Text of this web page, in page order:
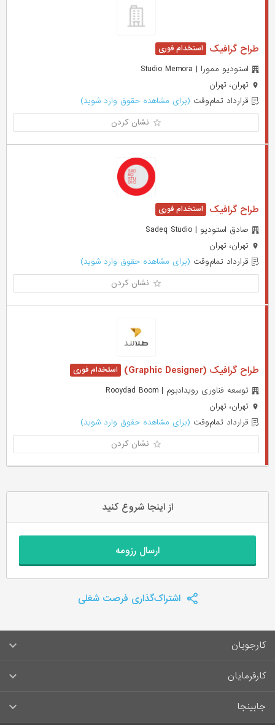
طراح گرافیک
استودیو ممورا | Studio Memora
تهران، تهران
قرارداد تمام‌وقت (برای مشاهده حقوق وارد شوید)
نشان کردن
طراح گرافیک
صادق استودیو | Sadeq Studio
تهران، تهران
قرارداد تمام‌وقت (برای مشاهده حقوق وارد شوید)
نشان کردن
طراح گرافیک (Graphic Designer)
توسعه فناوری رویدادبوم | Rooydad Boom
تهران، تهران
قرارداد تمام‌وقت (برای مشاهده حقوق وارد شوید)
نشان کردن
از اینجا شروع کنید
ارسال رزومه
اشتراک‌گذاری فرصت شغلی
کارجویان
سوالات متداول کارجویان
لیست مشاغل
کارفرمایان
راهنمای ثبت آگهی استخدام
جابینجا